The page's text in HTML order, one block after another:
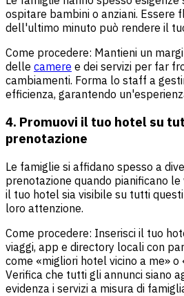
ospitare bambini o anziani. Essere
dell'ultimo minuto può rendere il
Come procedere: Mantieni un
delle camere e dei servizi per far
cambiamenti. Forma lo staff a
efficienza, garantendo
4. Promuovi il tuo hotel su
prenotazione
Le famiglie si affidano spesso a
prenotazione quando pianificano le
il tuo hotel sia visibile su tutti
loro attenzione.
Come procedere: Inserisci il tuo
viaggi, app e directory locali con
come «migliori hotel vicino a me» o
Verifica che tutti gli annunci siano
evidenza i servizi a misura di